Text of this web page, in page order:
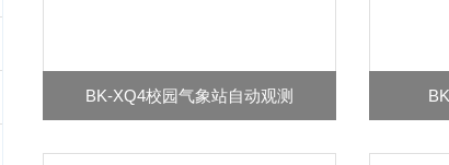
BK-XQ4校园气象站自动观测